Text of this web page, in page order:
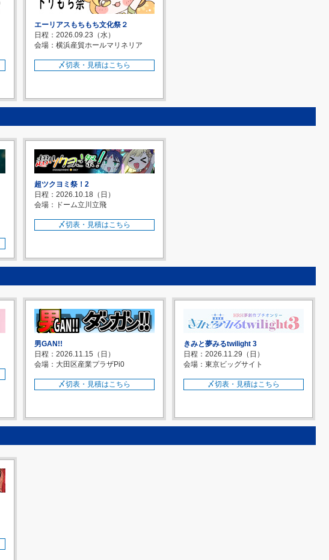
エーリアスもちもち文化祭２
日程：2026.09.23（水）
会場：横浜産貿ホールマリネリア
〆切表・見積はこちら
超ツクヨミ祭！2
日程：2026.10.18（日）
会場：ドーム立川立飛
〆切表・見積はこちら
男GAN!!
日程：2026.11.15（日）
会場：大田区産業プラザPi0
〆切表・見積はこちら
きみと夢みるtwilight 3
日程：2026.11.29（日）
会場：東京ビッグサイト
〆切表・見積はこちら